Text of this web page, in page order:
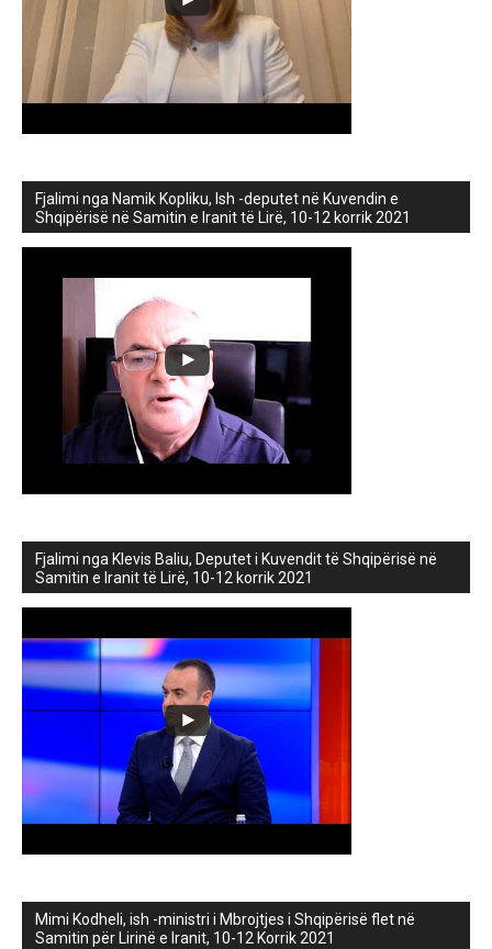
Fjalimi nga Namik Kopliku, Ish -deputet në Kuvendin e
Shqipërisë në Samitin e Iranit të Lirë, 10-12 korrik 2021
Fjalimi nga Klevis Baliu, Deputet i Kuvendit të Shqipërisë në
Samitin e Iranit të Lirë, 10-12 korrik 2021
Mimi Kodheli, ish -ministri i Mbrojtjes i Shqipërisë flet në
Samitin për Lirinë e Iranit, 10-12 Korrik 2021